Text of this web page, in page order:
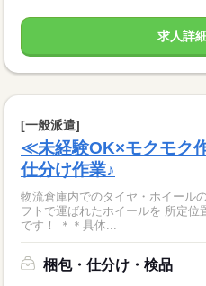
求人詳
[一般派遣]
≪未経験OK×モクモク
仕分け作業♪
物流倉庫内でのタイヤ・ホイールの
フトで運ばれたホイールを 所定
です！ ＊＊具体...
梱包・仕分け・検品